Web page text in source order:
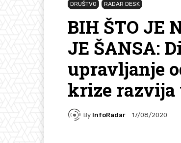
DRUŠTVO RADAR DESK
BIH ŠTO JE
JE ŠANSA:
upravljanje
krize
By InfoRadar 17/08/2020